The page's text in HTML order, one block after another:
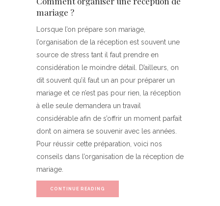
mariage ?
Lorsque l’on prépare son mariage,
l’organisation de la réception est souvent une
source de stress tant il faut prendre en
considération le moindre détail. D’ailleurs, on
dit souvent qu’il faut un an pour préparer un
mariage et ce n’est pas pour rien, la réception
à elle seule demandera un travail
considérable afin de s’offrir un moment parfait
dont on aimera se souvenir avec les années.
Pour réussir cette préparation, voici nos
conseils dans l’organisation de la réception de
mariage.
CONTINUE READING